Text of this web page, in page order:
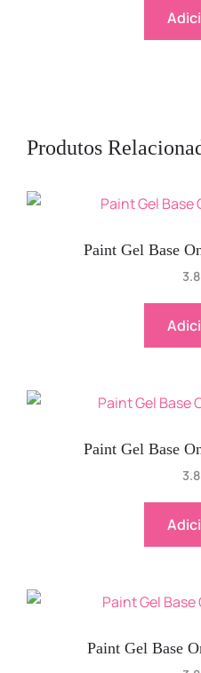
Produtos
Paint Gel Base
Paint Gel Base
Paint Gel Base